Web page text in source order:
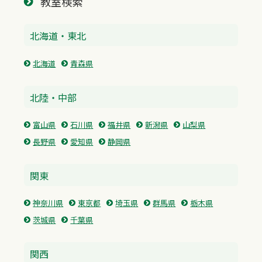
北海道・東北
北海道 青森県
北陸・中部
富山県 石川県 福井県 新潟県
山梨県
長野県
愛知県 静岡県
関東
神奈川県 東京都 埼玉県 群馬県
栃木県
茨城県
千葉県
関西